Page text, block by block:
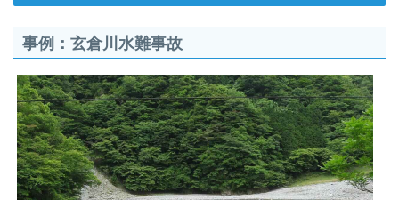
事例： 玄倉川水難事故